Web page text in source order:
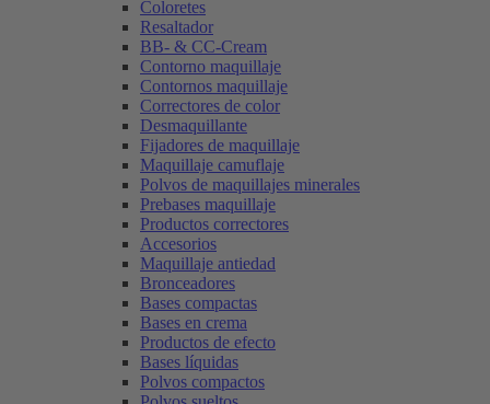
Coloretes
Resaltador
BB- & CC-Cream
Contorno maquillaje
Contornos maquillaje
Correctores de color
Desmaquillante
Fijadores de maquillaje
Maquillaje camuflaje
Polvos de maquillajes minerales
Prebases maquillaje
Productos correctores
Accesorios
Maquillaje antiedad
Bronceadores
Bases compactas
Bases en crema
Productos de efecto
Bases líquidas
Polvos compactos